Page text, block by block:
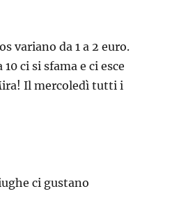
variano da 1 a 2 euro.
ci si sfama e ci esce
Il mercoledì tutti i
ci gustano